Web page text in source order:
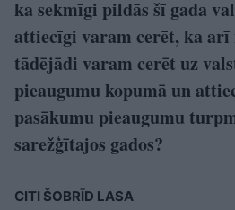
ka sekmīgi pildās šī gada
attiecīgi varam cerēt, ka arī
tādējādi varam cerēt uz
pieaugumu kopumā un
pasākumu pieaugumu
sarežģītajos gados?
CITI ŠOBRĪD LASA